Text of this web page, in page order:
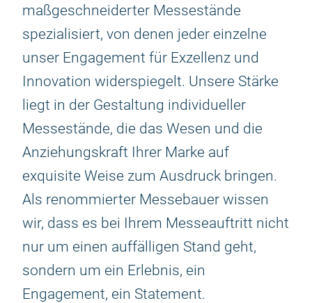
maßgeschneiderter Messestände
spezialisiert, von denen jeder einzelne
unser Engagement für Exzellenz und
Innovation widerspiegelt. Unsere Stärke
liegt in der Gestaltung individueller
Messestände, die das Wesen und die
Anziehungskraft Ihrer Marke auf
exquisite Weise zum Ausdruck bringen.
Als renommierter Messebauer wissen
wir, dass es bei Ihrem Messeauftritt nicht
nur um einen auffälligen Stand geht,
sondern um ein Erlebnis, ein
Engagement, ein Statement.